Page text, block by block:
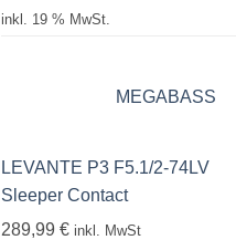
inkl. 19 % MwSt.
MEGABASS
LEVANTE P3 F5.1/2-74LV
Sleeper Contact
289,99 € inkl. MwSt